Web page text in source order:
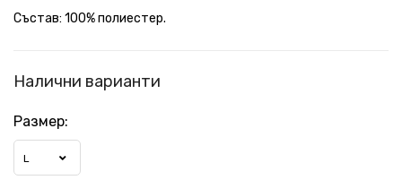
Състав: 100% полиестер.
Налични варианти
Размер:
L